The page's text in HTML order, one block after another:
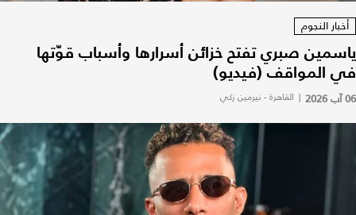
أخبار النجوم
ياسمين صبري تفتح خزائن أسرارها وأسباب قوّتها
في المواقف (فيديو)
06 آب 2026 | القاهرة - نيرمين زكي